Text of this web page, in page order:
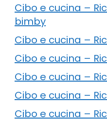
Cibo e cucina –
bimby
Cibo e cucina –
Cibo e cucina –
Cibo e cucina –
Cibo e cucina –
Cibo e cucina –